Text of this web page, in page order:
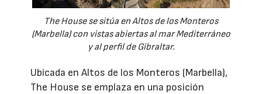
The House se sitúa en Altos de los Monteros
(Marbella) con vistas abiertas al mar Mediterráneo
y al perfil de Gibraltar.
Ubicada en Altos de los Monteros (Marbella),
The House se emplaza en una posición